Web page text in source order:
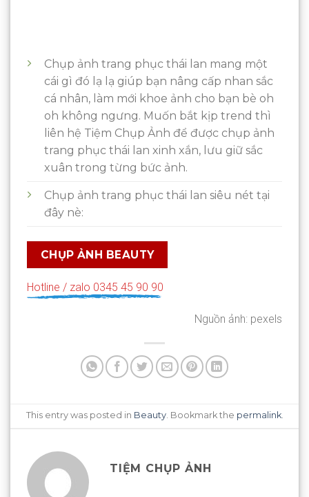
Chụp ảnh trang phục thái lan mang một
cái gì đó lạ lạ giúp bạn nâng cấp nhan sắc
cá nhân, làm mới khoe ảnh cho bạn bè oh
oh không ngưng. Muốn bắt kịp trend thì
liên hệ Tiệm Chụp Ảnh để được chụp ảnh
trang phục thái lan xinh xắn, lưu giữ sắc
xuân trong từng bức ảnh.
Chụp ảnh trang phục thái lan siêu nét tại
đây nè:
CHỤP ẢNH BEAUTY
Hotline / zalo 0345 45 90 90
Nguồn ảnh: pexels
This entry was posted in Beauty. Bookmark the permalink.
TIỆM CHỤP ẢNH